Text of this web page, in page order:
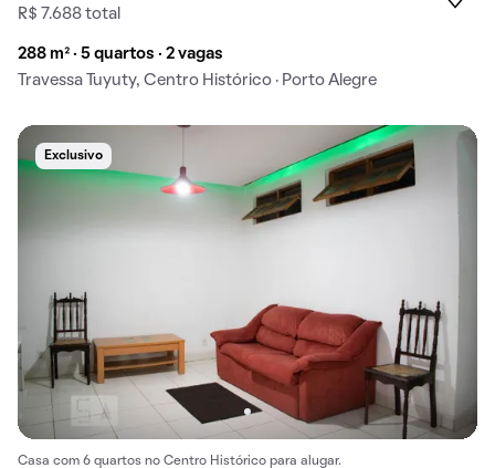
R$ 7.688 total
288 m² · 5 quartos · 2 vagas
Travessa Tuyuty, Centro Histórico · Porto Alegre
Exclusivo
Casa com 6 quartos no Centro Histórico para alugar.